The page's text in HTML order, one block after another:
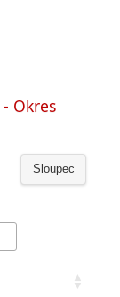
Okres
Sloupec